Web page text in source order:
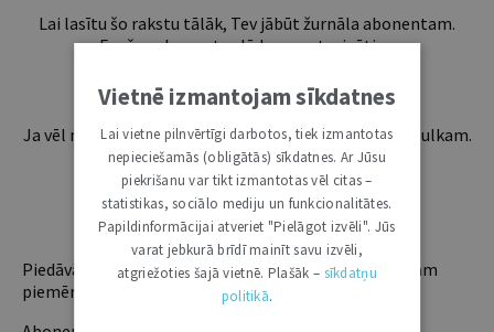
Lai lasītu šo rakstu tālāk, Tev jābūt žurnāla abonentam.
Esošos abonentus lūdzam autorizēties:
Ja vēl neesi abonents, aicinām pievienoties lasītāju pulkam.
Iegūsi tūlītēju piekļuvi digitālajam saturam!
ABONĒT
Piedāvājam trīs abonementu veidus. Vienam lietotājam
piemērotākais ir "Mazais" (3, 6 un 12 mēnešiem).
Vietnē izmantojam sīkdatnes
Lai vietne pilnvērtīgi darbotos, tiek izmantotas
nepieciešamās (obligātās) sīkdatnes. Ar Jūsu
piekrišanu var tikt izmantotas vēl citas –
statistikas, sociālo mediju un funkcionalitātes.
Papildinformācijai atveriet "Pielāgot izvēli". Jūs
varat jebkurā brīdī mainīt savu izvēli,
atgriežoties šajā vietnē. Plašāk – sīkdatņu
politikā.